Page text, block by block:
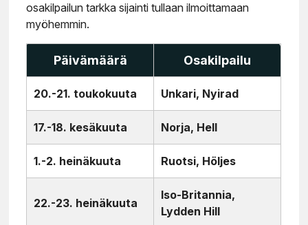
osakilpailun tarkka sijainti tullaan ilmoittamaan
myöhemmin.
Päivämäärä Osakilpailu
20.-21. toukokuuta Unkari, Nyirad
17.-18. kesäkuuta Norja, Hell
1.-2. heinäkuuta Ruotsi, Höljes
22.-23. heinäkuuta
Iso-Britannia,
Lydden Hill